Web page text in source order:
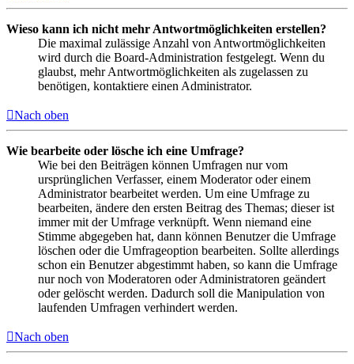
Wieso kann ich nicht mehr Antwortmöglichkeiten erstellen?
Die maximal zulässige Anzahl von Antwortmöglichkeiten
wird durch die Board-Administration festgelegt. Wenn du
glaubst, mehr Antwortmöglichkeiten als zugelassen zu
benötigen, kontaktiere einen Administrator.
Nach oben
Wie bearbeite oder lösche ich eine Umfrage?
Wie bei den Beiträgen können Umfragen nur vom
ursprünglichen Verfasser, einem Moderator oder einem
Administrator bearbeitet werden. Um eine Umfrage zu
bearbeiten, ändere den ersten Beitrag des Themas; dieser ist
immer mit der Umfrage verknüpft. Wenn niemand eine
Stimme abgegeben hat, dann können Benutzer die Umfrage
löschen oder die Umfrageoption bearbeiten. Sollte allerdings
schon ein Benutzer abgestimmt haben, so kann die Umfrage
nur noch von Moderatoren oder Administratoren geändert
oder gelöscht werden. Dadurch soll die Manipulation von
laufenden Umfragen verhindert werden.
Nach oben